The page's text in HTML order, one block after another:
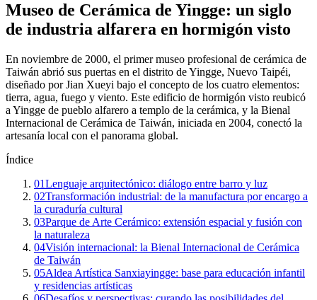
Museo de Cerámica de Yingge: un siglo
de industria alfarera en hormigón visto
En noviembre de 2000, el primer museo profesional de cerámica de
Taiwán abrió sus puertas en el distrito de Yingge, Nuevo Taipéi,
diseñado por Jian Xueyi bajo el concepto de los cuatro elementos:
tierra, agua, fuego y viento. Este edificio de hormigón visto reubicó
a Yingge de pueblo alfarero a templo de la cerámica, y la Bienal
Internacional de Cerámica de Taiwán, iniciada en 2004, conectó la
artesanía local con el panorama global.
Índice
01Lenguaje arquitectónico: diálogo entre barro y luz
02Transformación industrial: de la manufactura por encargo a
la curaduría cultural
03Parque de Arte Cerámico: extensión espacial y fusión con
la naturaleza
04Visión internacional: la Bienal Internacional de Cerámica
de Taiwán
05Aldea Artística Sanxiayingge: base para educación infantil
y residencias artísticas